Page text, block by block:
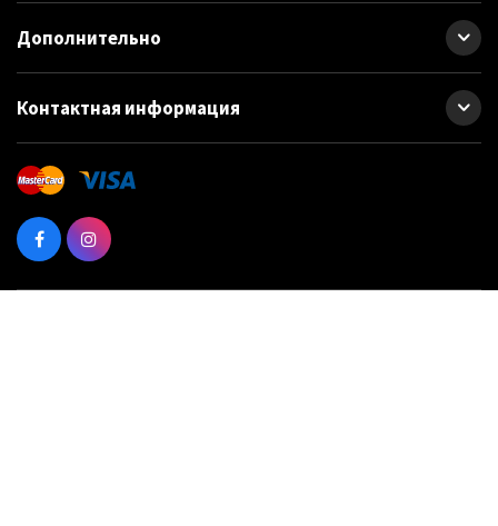
Дополнительно
Контактная информация